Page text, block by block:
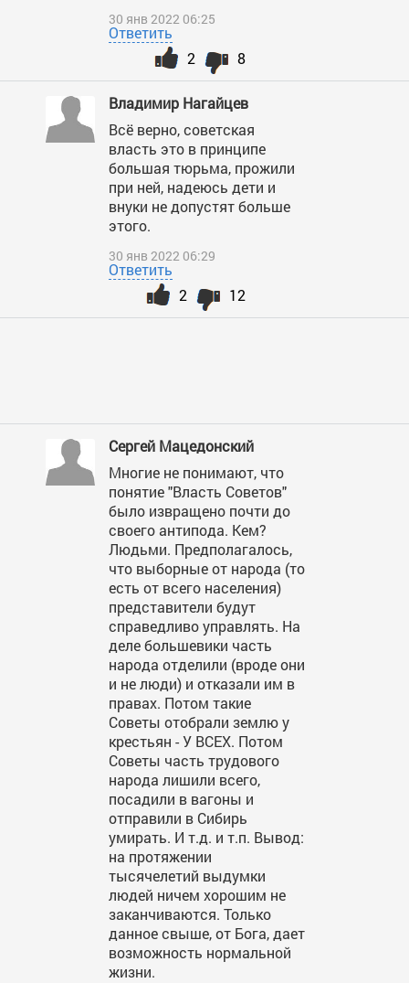
30 янв 2022 06:25
Ответить
8
2
Владимир Нагайцев
Всё верно, советская
власть это в принципе
большая тюрьма, прожили
при ней, надеюсь дети и
внуки не допустят больше
этого.
30 янв 2022 06:29
Ответить
12
2
Сергей Мацедонский
Многие не понимают, что
понятие "Власть Советов"
было извращено почти до
своего антипода. Кем?
Людьми. Предполагалось,
что выборные от народа (то
есть от всего населения)
представители будут
справедливо управлять. На
деле большевики часть
народа отделили (вроде они
и не люди) и отказали им в
правах. Потом такие
Советы отобрали землю у
крестьян - У ВСЕХ. Потом
Советы часть трудового
народа лишили всего,
посадили в вагоны и
отправили в Сибирь
умирать. И т.д. и т.п. Вывод:
на протяжении
тысячелетий выдумки
людей ничем хорошим не
заканчиваются. Только
данное свыше, от Бога, дает
возможность нормальной
жизни.